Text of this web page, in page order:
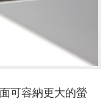
可容納更大的螢